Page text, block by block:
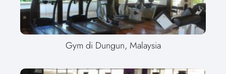
Gym di Dungun, Malaysia